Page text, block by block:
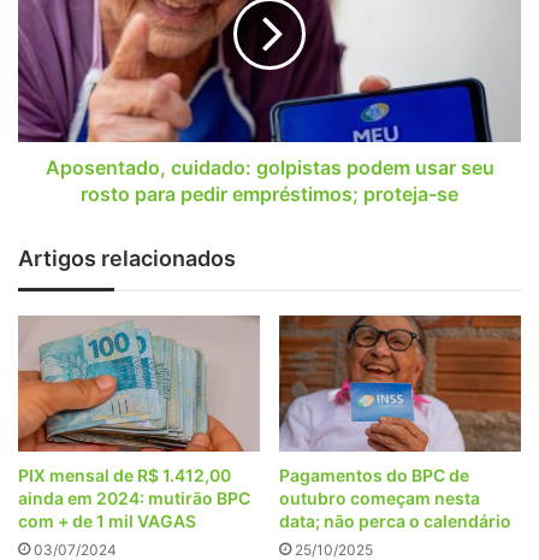
podem
usar
seu
rosto
para
pedir
empréstimos;
Aposentado, cuidado: golpistas podem usar seu
rosto para pedir empréstimos; proteja-se
Artigos relacionados
PIX mensal de R$ 1.412,00
ainda em 2024: mutirão BPC
com + de 1 mil VAGAS
03/07/2024
Pagamentos do BPC de
outubro começam nesta
data; não perca o calendário
25/10/2025